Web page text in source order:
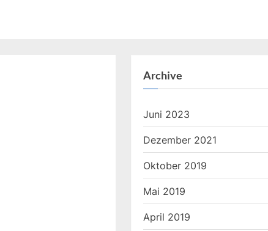
Archive
Juni 2023
Dezember 2021
Oktober 2019
Mai 2019
April 2019